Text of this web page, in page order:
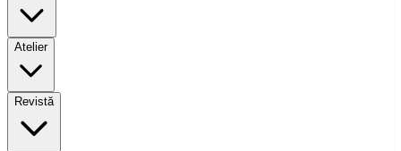
Atelier
Revistă